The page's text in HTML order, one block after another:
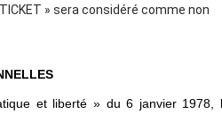
» sera considéré comme non
et liberté » du 6 janvier 1978,